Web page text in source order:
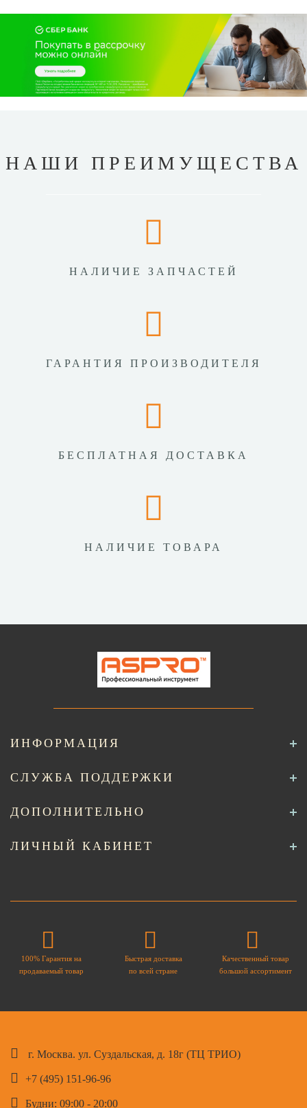
НАШИ ПРЕИМУЩЕСТВА
НАЛИЧИЕ ЗАПЧАСТЕЙ
ГАРАНТИЯ ПРОИЗВОДИТЕЛЯ
БЕСПЛАТНАЯ ДОСТАВКА
НАЛИЧИЕ ТОВАРА
ИНФОРМАЦИЯ
СЛУЖБА ПОДДЕРЖКИ
ДОПОЛНИТЕЛЬНО
ЛИЧНЫЙ КАБИНЕТ
100% Гарантия на
продаваемый товар
Быстрая доставка
по всей стране
Качественный товар
большой ассортимент
г. Москва. ул. Суздальская, д. 18г (ТЦ ТРИО)
+7 (495) 151-96-96
Будни: 09:00 - 20:00